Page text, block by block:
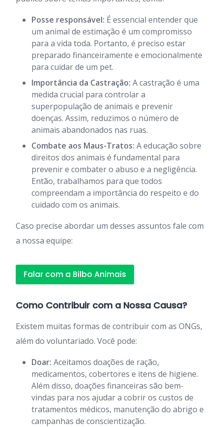
Posse responsável: É essencial entender que
um animal de estimação é um compromisso
para a vida toda. Portanto, é preciso estar
preparado financeiramente e emocionalmente
para cuidar de um pet.
Importância da Castração: A castração é uma
medida crucial para controlar a
superpopulação de animais e prevenir
doenças. Assim, reduzimos o número de
animais abandonados nas ruas.
Combate aos Maus-Tratos: A educação sobre
direitos dos animais é fundamental para
prevenir e combater o abuso e a negligência.
Então, trabalhamos para que todos
compreendam a importância do respeito e do
cuidado com os animais.
Caso precise abordar um desses assuntos fale com
a nossa equipe:
Falar com a Bilbo Animais
Como Contribuir com a Nossa Causa?
Existem muitas formas de contribuir com as ONGs,
além do voluntariado. Você pode:
Doar: Aceitamos doações de ração,
medicamentos, cobertores e itens de higiene.
Além disso, doações financeiras são bem-
vindas para nos ajudar a cobrir os custos de
tratamentos médicos, manutenção do abrigo e
campanhas de conscientização.